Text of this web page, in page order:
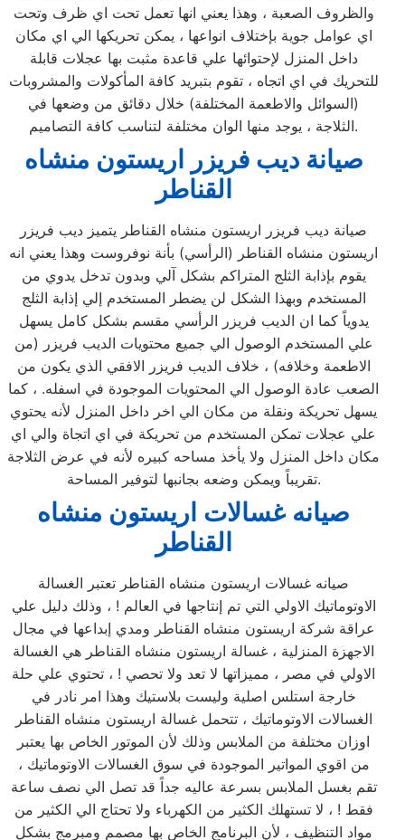
والظروف الصعبة ، وهذا يعني انها تعمل تحت اي ظرف وتحت
اي عوامل جوية بإختلاف انواعها ، يمكن تحريكها الي اي مكان
داخل المنزل لإحتوائها علي قاعدة مثبت بها عجلات قابلة
للتحريك في اي اتجاه ، تقوم بتبريد كافة المأكولات والمشروبات
(السوائل والاطعمة المختلفة) خلال دقائق من وضعها في
الثلاجة ، يوجد منها الوان مختلفة لتناسب كافة التصاميم.
صيانة ديب فريزر اريستون منشاه
القناطر
صيانة ديب فريزر اريستون منشاه القناطر يتميز ديب فريزر
اريستون منشاه القناطر (الرأسي) بأنة نوفروست وهذا يعني انه
يقوم بإذابة الثلج المتراكم بشكل آلي وبدون تدخل يدوي من
المستخدم وبهذا الشكل لن يضطر المستخدم إلي إذابة الثلج
يدوياً كما ان الديب فريزر الرأسي مقسم بشكل كامل يسهل
علي المستخدم الوصول الي جميع محتويات الديب فريزر (من
الاطعمة وخلافه) ، خلاف الديب فريزر الافقي الذي يكون من
الصعب عادة الوصول الي المحتويات الموجودة في اسفله. ، كما
يسهل تحريكة ونقلة من مكان الي اخر داخل المنزل لأنه يحتوي
علي عجلات تمكن المستخدم من تحريكة في اي اتجاة والي اي
مكان داخل المنزل ولا يأخذ مساحه كبيره لأنه في عرض الثلاجة
تقريباً ويمكن وضعه بجانبها لتوفير المساحة.
صيانه غسالات اريستون منشاه
القناطر
صيانه غسالات اريستون منشاه القناطر تعتبر الغسالة
الاوتوماتيك الاولي التي تم إنتاجها في العالم ! ، وذلك دليل علي
عراقة شركة اريستون منشاه القناطر ومدي إبداعها في مجال
الاجهزة المنزلية ، غسالة اريستون منشاه القناطر هي الغسالة
الاولي في مصر ، مميزاتها لا تعد ولا تحصي ! ، تحتوي علي حلة
خارجة استلس اصلية وليست بلاستيك وهذا امر نادر في
الغسالات الاوتوماتيك ، تتحمل غسالة اريستون منشاه القناطر
اوزان مختلفة من الملابس وذلك لأن الموتور الخاص بها يعتبر
من اقوي المواتير الموجودة في سوق الغسالات الاوتوماتيك ،
تقم بغسل الملابس بسرعة عاليه جداً قد تصل الي نصف ساعة
فقط ! ، لا تستهلك الكثير من الكهرباء ولا تحتاج الي الكثير من
مواد التنظيف ، لأن البرنامج الخاص بها مصمم ومبرمج بشكل